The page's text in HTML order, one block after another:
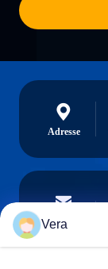
Adresse
E-Mail-Adresse
Vera